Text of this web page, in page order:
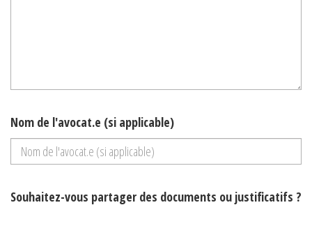
Nom de l'avocat.e (si applicable)
Souhaitez-vous partager des documents ou justificatifs ?